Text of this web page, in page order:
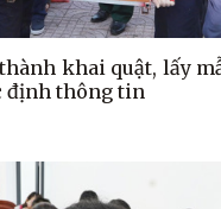
khai quật, lấy
định thông tin